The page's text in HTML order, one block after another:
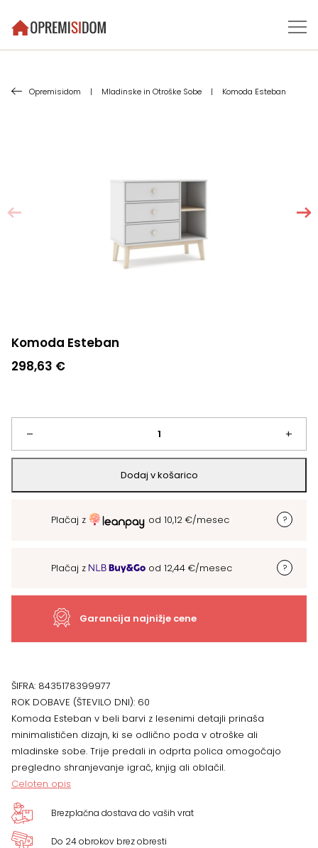
Opremisidom | Mladinske in Otroške Sobe | Komoda Esteban
Komoda Esteban
298,63 €
–
Komoda
Esteban
količina
+
Dodaj v košarico
Plačaj z od 10,12 €/mesec
Plačaj z od 12,44 €/mesec
Garancija najnižje cene
ŠIFRA: 8435178399977
ROK DOBAVE (ŠTEVILO DNI): 60
Komoda Esteban v beli barvi z lesenimi detajli prinaša
minimalističen dizajn, ki se odlično poda v otroške ali
mladinske sobe. Trije predali in odprta polica omogočajo
pregledno shranjevanje igrač, knjig ali oblačil.
Celoten opis
Brezplačna dostava do vaših vrat
Do 24 obrokov brez obresti